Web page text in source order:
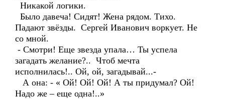
Никакой логики.
Было давеча! Сидят! Жена рядом. Тихо.
Падают звёзды. Сергей Иванович воркует. Не
со мной.
- Смотри! Еще звезда упала… Ты успела
загадать желание?.. Чтоб мечта
исполнилась!.. Ой, ой, загадывай...-
А она: - « Ой! Ой! Ой! А ты придумал? Ой!
Надо же – еще одна!..»